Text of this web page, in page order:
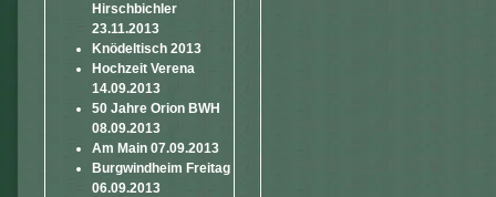
Hirschbichler
23.11.2013
Knödeltisch 2013
Hochzeit Verena
14.09.2013
50 Jahre Orion BWH
08.09.2013
Am Main 07.09.2013
Burgwindheim Freitag
06.09.2013